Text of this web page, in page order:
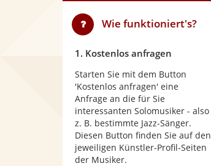
Wie funktioniert's?
1. Kostenlos anfragen
Starten Sie mit dem Button
'Kostenlos anfragen' eine
Anfrage an die für Sie
interessanten Solomusiker - also
z. B. bestimmte Jazz-Sänger.
Diesen Button finden Sie auf den
jeweiligen Künstler-Profil-Seiten
der Musiker.